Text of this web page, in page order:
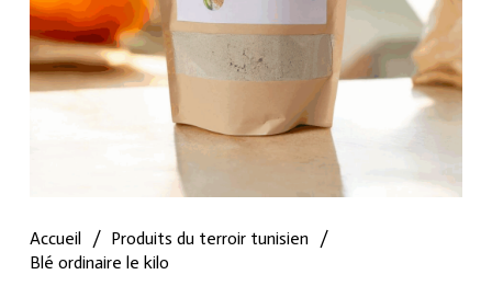
Accueil / Produits du terroir tunisien
/
Blé ordinaire le kilo